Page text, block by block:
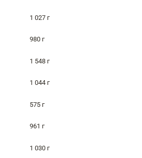
1 027 г
980 г
1 548 г
1 044 г
575 г
961 г
1 030 г